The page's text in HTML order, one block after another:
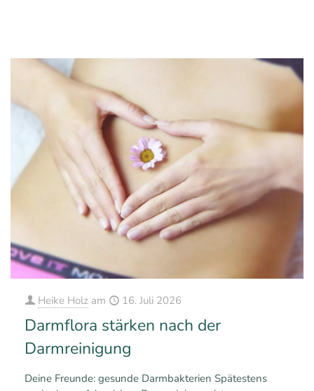
Heike Holz am 16. Juli 2026
Darmflora stärken nach der
Darmreinigung
Deine Freunde: gesunde Darmbakterien Spätestens